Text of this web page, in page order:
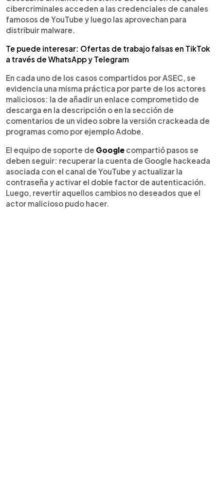
cibercriminales acceden a las credenciales de canales
famosos de YouTube y luego las aprovechan para
distribuir malware.
Te puede interesar: Ofertas de trabajo falsas en TikTok
a través de WhatsApp y Telegram
En cada uno de los casos compartidos por ASEC, se
evidencia una misma práctica por parte de los actores
maliciosos: la de añadir un enlace comprometido de
descarga en la descripción o en la sección de
comentarios de un video sobre la versión crackeada de
programas como por ejemplo Adobe.
El equipo de soporte de Google compartió pasos se
deben seguir: recuperar la cuenta de Google hackeada
asociada con el canal de YouTube y actualizar la
contraseña y activar el doble factor de autenticación.
Luego, revertir aquellos cambios no deseados que el
actor malicioso pudo hacer.